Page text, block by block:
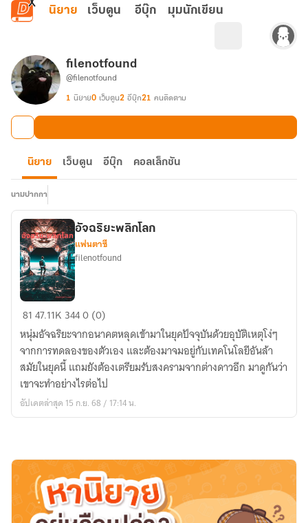
ข้ามไปยังเนื้อหาหลัก
นิยาย เว็บตูน อีบุ๊ก มุมนักเขียน
filenotfound
@filenotfound
1 นิยาย0 เว็บตูน2 อีบุ๊ก21 คนติดตาม
นิยาย เว็บตูน อีบุ๊ก คอลเล็กชัน
นามปากกา
อัจฉริยะ
พลิก
โลก
อัจฉริยะพลิกโลก
แฟนตาซี
filenotfound
8147.11K 3440 (0)
หนุ่มอัจฉริยะจากอนาคตหลุดเข้ามาในยุคปัจจุบันด้วยอุบัติเหตุโง่ๆ
จากการทดลองของตัวเอง และต้องมาจมอยู่กับเทคโนโลยีอันล้า
สมัยในยุคนี้ แถมยังต้องเตรียมรับสงครามจากต่างดาวอีก มาดูกันว่า
เขาจะทำอย่างไรต่อไป
อัปเดตล่าสุด 15 ก.ย. 68 / 17:14 น.